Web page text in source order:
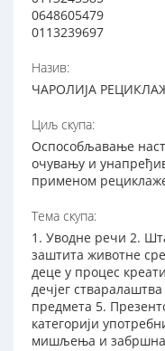
0648605479
0113239697
Назив:
ЧАРОЛИЈА
Циљ скупа:
Оспособљавање
очувању и
применом
Тема скупа:
1. Уводне речи 2.
заштита животне
деце у процес
дечјег
предмета 5.
категорији
мишљења и